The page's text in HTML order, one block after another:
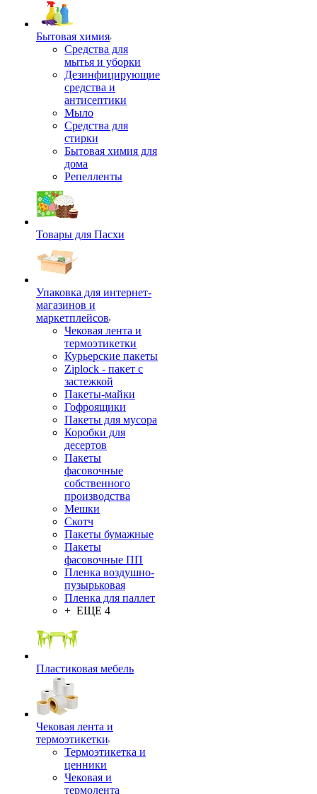
Бытовая химия
Средства для
мытья и уборки
Дезинфицирующие
средства и
антисептики
Мыло
Средства для
стирки
Бытовая химия для
дома
Репелленты
Товары для Пасхи
Упаковка для интернет-
магазинов и
маркетплейсов
Чековая лента и
термоэтикетки
Курьерские пакеты
Ziplock - пакет с
застежкой
Пакеты-майки
Гофроящики
Пакеты для мусора
Коробки для
десертов
Пакеты
фасовочные
собственного
производства
Мешки
Скотч
Пакеты бумажные
Пакеты
фасовочные ПП
Пленка воздушно-
пузырьковая
Пленка для паллет
+ ЕЩЕ 4
Пластиковая мебель
Чековая лента и
термоэтикетки
Термоэтикетка и
ценники
Чековая и
термолента